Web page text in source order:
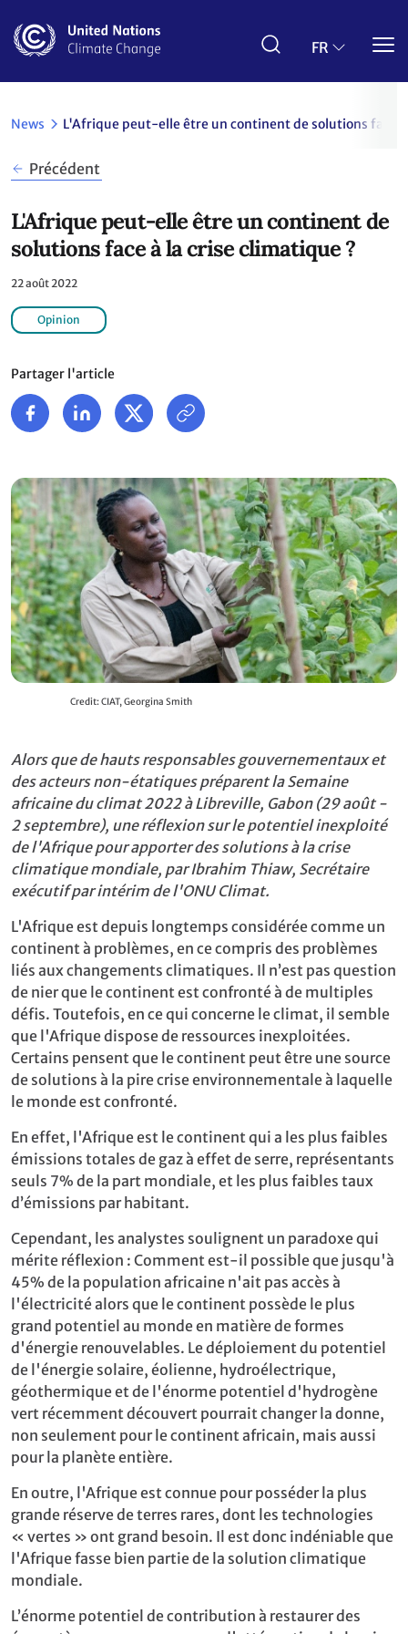
au
contenu
FR
News L'Afrique peut-elle être un continent de solutions face
Précédent
L'Afrique peut-elle être un continent de
solutions face à la crise climatique ?
22 août 2022
Opinion
Partager l'article
Credit: CIAT, Georgina Smith
Alors que de hauts responsables gouvernementaux et
des acteurs non-étatiques préparent la Semaine
africaine du climat 2022 à Libreville, Gabon (29 août -
2 septembre), une réflexion sur le potentiel inexploité
de l'Afrique pour apporter des solutions à la crise
climatique mondiale, par Ibrahim Thiaw, Secrétaire
exécutif par intérim de l'ONU Climat.
L'Afrique est depuis longtemps considérée comme un
continent à problèmes, en ce compris des problèmes
liés aux changements climatiques. Il n’est pas question
de nier que le continent est confronté à de multiples
défis. Toutefois, en ce qui concerne le climat, il semble
que l'Afrique dispose de ressources inexploitées.
Certains pensent que le continent peut être une source
de solutions à la pire crise environnementale à laquelle
le monde est confronté.
En effet, l'Afrique est le continent qui a les plus faibles
émissions totales de gaz à effet de serre, représentants
seuls 7% de la part mondiale, et les plus faibles taux
d’émissions par habitant.
Cependant, les analystes soulignent un paradoxe qui
mérite réflexion : Comment est-il possible que jusqu'à
45% de la population africaine n'ait pas accès à
l'électricité alors que le continent possède le plus
grand potentiel au monde en matière de formes
d'énergie renouvelables. Le déploiement du potentiel
de l'énergie solaire, éolienne, hydroélectrique,
géothermique et de l'énorme potentiel d'hydrogène
vert récemment découvert pourrait changer la donne,
non seulement pour le continent africain, mais aussi
pour la planète entière.
En outre, l'Afrique est connue pour posséder la plus
grande réserve de terres rares, dont les technologies
« vertes » ont grand besoin. Il est donc indéniable que
l'Afrique fasse bien partie de la solution climatique
mondiale.
L’énorme potentiel de contribution à restaurer des